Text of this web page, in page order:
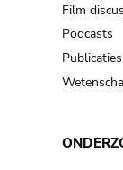
Film
Podcasts
Publicaties